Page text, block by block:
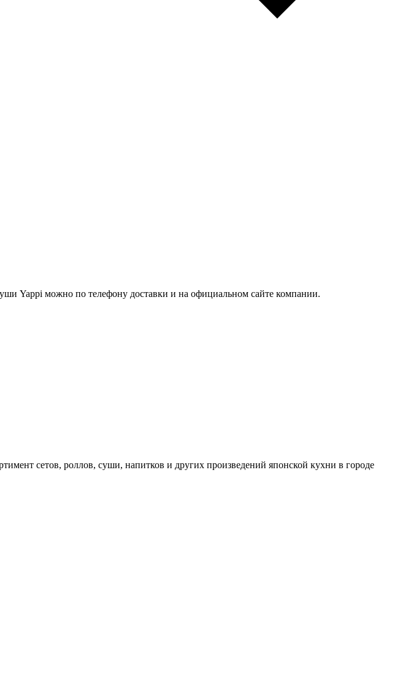
Yappi можно по телефону доставки и на официальном сайте компании.
сетов, роллов, суши, напитков и других произведений японской кухни в городе